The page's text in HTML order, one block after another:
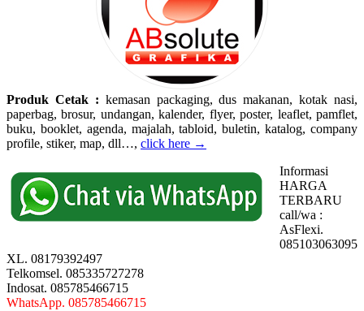
Produk Cetak : kemasan packaging, dus makanan, kotak nasi,
paperbag, brosur, undangan, kalender, flyer, poster, leaflet, pamflet,
buku, booklet, agenda, majalah, tabloid, buletin, katalog, company
profile, stiker, map, dll…, click here →
Informasi
HARGA
TERBARU
call/wa :
AsFlexi.
085103063095
XL. 08179392497
Telkomsel. 085335727278
Indosat. 085785466715
WhatsApp. 085785466715